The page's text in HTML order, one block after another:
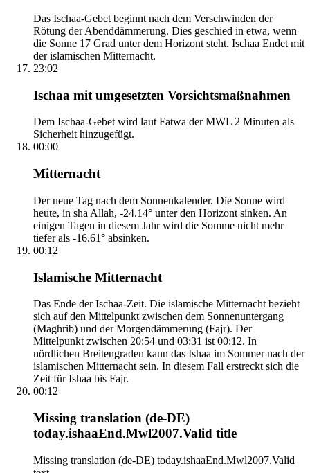
Das Ischaa-Gebet beginnt nach dem Verschwinden der
Rötung der Abenddämmerung. Dies geschied in etwa, wenn
die Sonne 17 Grad unter dem Horizont steht. Ischaa Endet mit
der islamischen Mitternacht.
23:02
Ischaa mit umgesetzten Vorsichtsmaßnahmen
Dem Ischaa-Gebet wird laut Fatwa der MWL 2 Minuten als
Sicherheit hinzugefügt.
00:00
Mitternacht
Der neue Tag nach dem Sonnenkalender. Die Sonne wird
heute, in sha Allah, -24.14° unter den Horizont sinken. An
einigen Tagen in diesem Jahr wird die Somme nicht mehr
tiefer als -16.61° absinken.
00:12
Islamische Mitternacht
Das Ende der Ischaa-Zeit. Die islamische Mitternacht bezieht
sich auf den Mittelpunkt zwischen dem Sonnenuntergang
(Maghrib) und der Morgendämmerung (Fajr). Der
Mittelpunkt zwischen 20:54 und 03:31 ist 00:12. In
nördlichen Breitengraden kann das Ishaa im Sommer nach der
islamischen Mitternacht sein. In diesem Fall erstreckt sich die
Zeit für Ishaa bis Fajr.
00:12
Missing translation (de-DE)
today.ishaaEnd.Mwl2007.Valid title
Missing translation (de-DE) today.ishaaEnd.Mwl2007.Valid